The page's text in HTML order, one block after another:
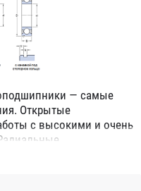
— самые
Открытые
с высокими и очень
ZZ с обеих сторон